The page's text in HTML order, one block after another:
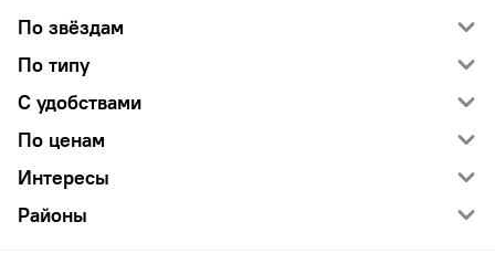
По звёздам
По типу
С удобствами
По ценам
Интересы
Районы